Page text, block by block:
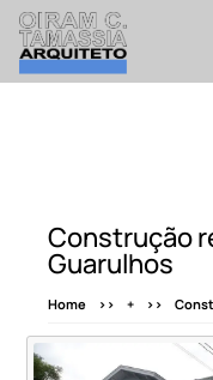
Construção
Guarulhos
Home +